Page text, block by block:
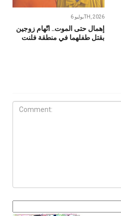
يوليو 6TH, 2026
إهمال حتى الموت.. اتّهام زوجين
بقتل طفلهما في منطقة فلنت